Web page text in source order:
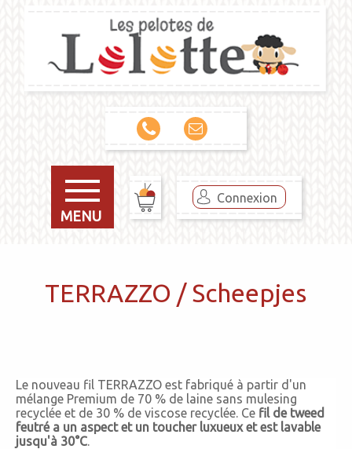
MENU
Connexion
TERRAZZO / Scheepjes
Le nouveau fil TERRAZZO est fabriqué à partir d'un
mélange Premium de 70 % de laine sans mulesing
recyclée et de 30 % de viscose recyclée. Ce fil de tweed
feutré a un aspect et un toucher luxueux et est lavable
jusqu'à 30°C.